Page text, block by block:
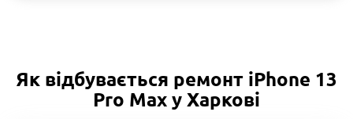
Як відбувається ремонт iPhone 13
Pro Max у Харкові